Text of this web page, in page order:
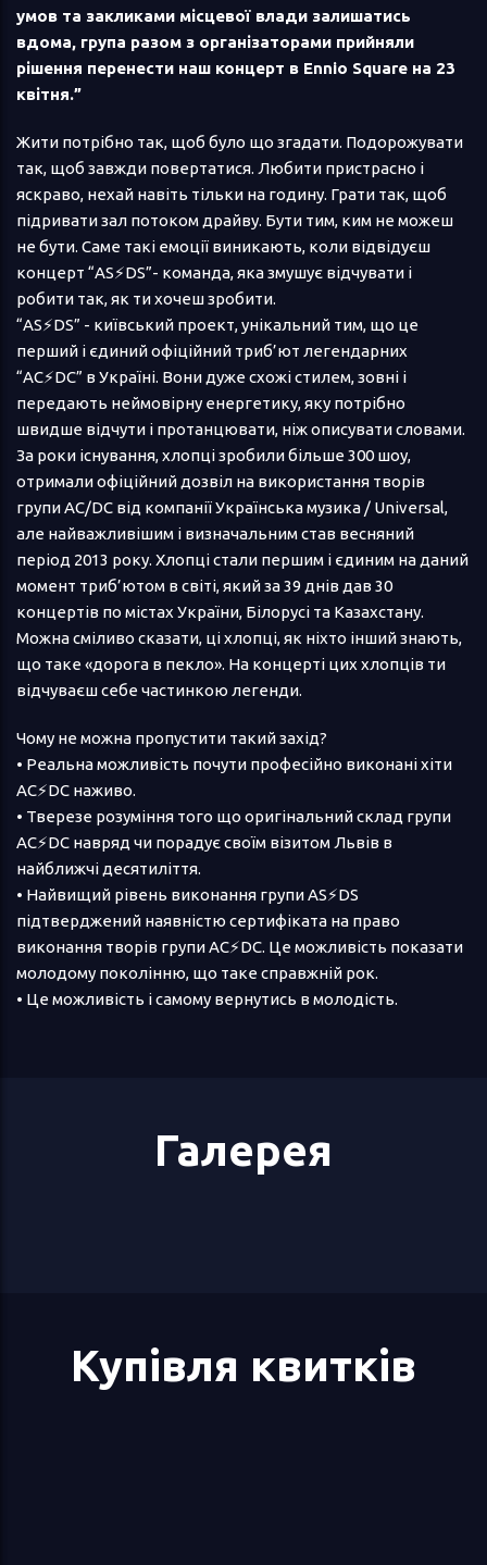
умов та закликами місцевої влади залишатись
вдома, група разом з організаторами прийняли
рішення перенести наш концерт в Ennio Square на 23
квітня.”
Жити потрібно так, щоб було що згадати. Подорожувати
так, щоб завжди повертатися. Любити пристрасно і
яскраво, нехай навіть тільки на годину. Грати так, щоб
підривати зал потоком драйву. Бути тим, ким не можеш
не бути. Саме такі емоції виникають, коли відвідуєш
концерт “AS⚡DS”- команда, яка змушує відчувати і
робити так, як ти хочеш зробити.
“AS⚡DS” - київський проект, унікальний тим, що це
перший і єдиний офіційний триб’ют легендарних
“AC⚡DC” в Україні. Вони дуже схожі стилем, зовні і
передають неймовірну енергетику, яку потрібно
швидше відчути і протанцювати, ніж описувати словами.
За роки існування, хлопці зробили більше 300 шоу,
отримали офіційний дозвіл на використання творів
групи AC/DC від компанії Українська музика / Universal,
але найважливішим і визначальним став весняний
період 2013 року. Хлопці стали першим і єдиним на даний
момент триб’ютом в світі, який за 39 днів дав 30
концертів по містах України, Білорусі та Казахстану.
Можна сміливо сказати, ці хлопці, як ніхто інший знають,
що таке «дорога в пекло». На концерті цих хлопців ти
відчуваєш себе частинкою легенди.
Чому не можна пропустити такий захід?
• Реальна можливість почути професійно виконані хіти
AC⚡DC наживо.
• Тверезе розуміння того що оригінальний склад групи
AC⚡DC навряд чи порадує своїм візитом Львів в
найближчі десятиліття.
• Найвищий рівень виконання групи AS⚡DS
підтверджений наявністю сертифіката на право
виконання творів групи AC⚡DC. Це можливість показати
молодому поколінню, що таке справжній рок.
• Це можливість і самому вернутись в молодість.
Галерея
Купівля квитків